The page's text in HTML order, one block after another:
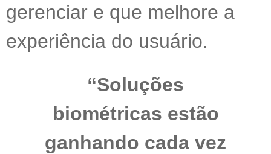
gerenciar e que melhore a
experiência do usuário.
“Soluções
biométricas estão
ganhando cada vez